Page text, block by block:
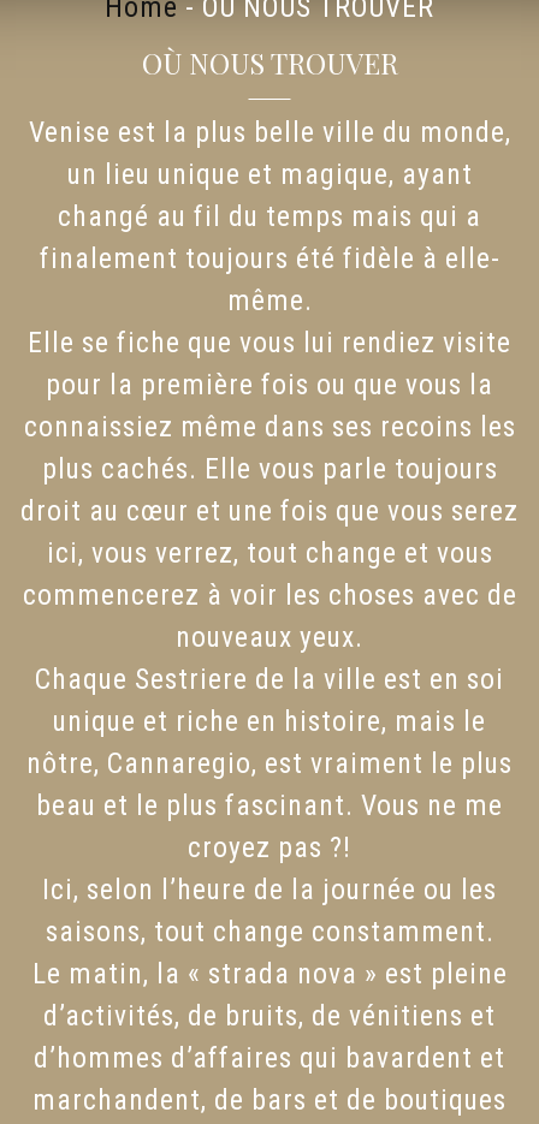
Home - OÙ NOUS TROUVER
OÙ NOUS TROUVER
Venise est la plus belle ville du monde,
un lieu unique et magique, ayant
changé au fil du temps mais qui a
finalement toujours été fidèle à elle-
même.
Elle se fiche que vous lui rendiez visite
pour la première fois ou que vous la
connaissiez même dans ses recoins les
plus cachés. Elle vous parle toujours
droit au cœur et une fois que vous serez
ici, vous verrez, tout change et vous
commencerez à voir les choses avec de
nouveaux yeux.
Chaque Sestriere de la ville est en soi
unique et riche en histoire, mais le
nôtre, Cannaregio, est vraiment le plus
beau et le plus fascinant. Vous ne me
croyez pas ?!
Ici, selon l’heure de la journée ou les
saisons, tout change constamment.
Le matin, la « strada nova » est pleine
d’activités, de bruits, de vénitiens et
d’hommes d’affaires qui bavardent et
marchandent, de bars et de boutiques